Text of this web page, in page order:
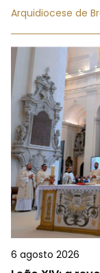
Arquidiocese de
6 agosto 2026